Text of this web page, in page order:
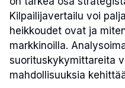
Kilpailijavertailu voi
heikkoudet ovat ja
markkinoilla.
suorituskykymittareita
mahdollisuuksia